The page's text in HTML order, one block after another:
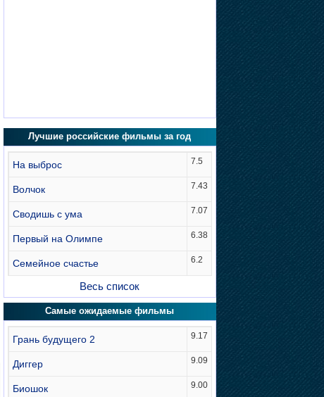
Лучшие российские фильмы за год
На выброс 7.5
Волчок 7.43
Сводишь с ума 7.07
Первый на Олимпе 6.38
Семейное счастье 6.2
Весь список
Самые ожидаемые фильмы
Грань будущего 2 9.17
Диггер 9.09
Биошок 9.00